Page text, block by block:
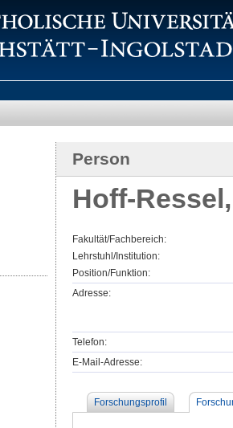
Person
Hoff-
Fakultät/Fachbereich:
Lehrstuhl/Institution:
Position/Funktion:
Adresse:
Telefon:
E-Mail-Adresse:
Forschungsprofil